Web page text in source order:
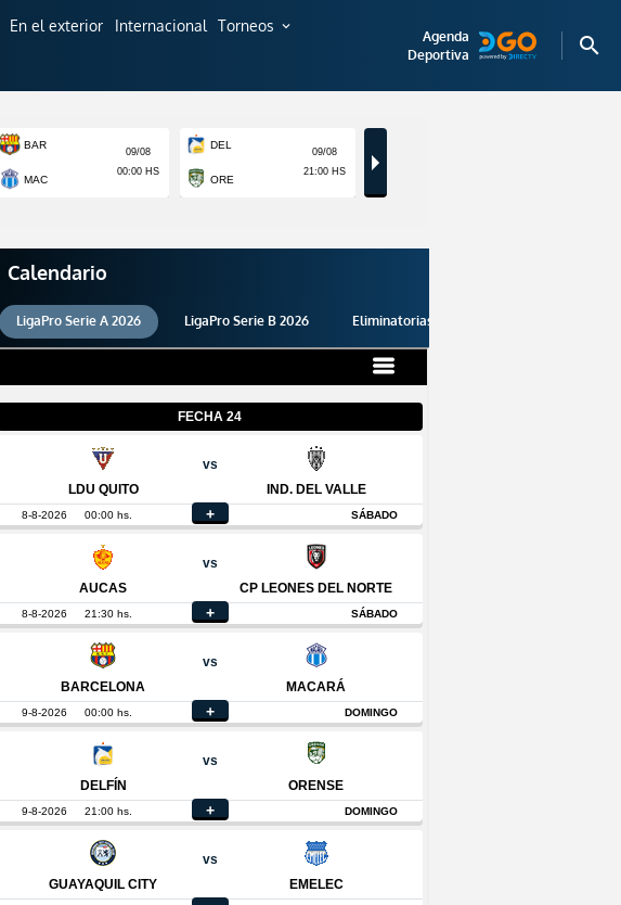
En el exterior Internacional Torneos expand_more
Agenda
Deportiva
search
Calendario
LigaPro Serie A 2026 LigaPro Serie B 2026 Eliminatorias 2026